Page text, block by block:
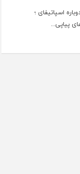
اسپاتیفای ؛
پیاپی...